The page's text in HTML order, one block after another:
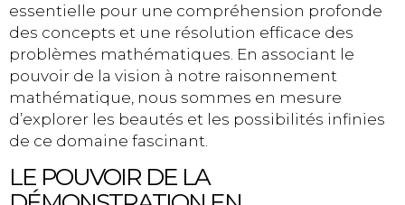
essentielle pour une compréhension profonde
des concepts et une résolution efficace des
problèmes mathématiques. En associant le
pouvoir de la vision à notre raisonnement
mathématique, nous sommes en mesure
d’explorer les beautés et les possibilités infinies
de ce domaine fascinant.
LE POUVOIR DE LA